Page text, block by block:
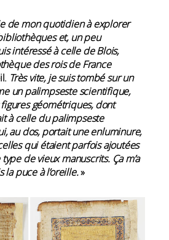
de mon quotidien à explorer
et, un peu
intéressé à celle de Blois,
des rois de France
Très vite, je suis tombé sur un
un palimpseste scientifique,
géométriques, dont
à celle du palimpseste
au dos, portait une enluminure,
qui étaient parfois ajoutées
de vieux manuscrits. Ça m’a
puce à l’oreille.»